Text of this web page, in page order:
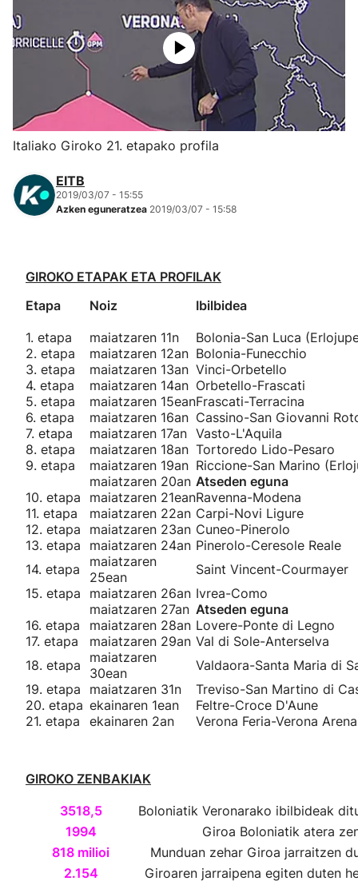
Herri-kirolak
Eskubaloia
Kirolak 360
Mendi-lasterketak
"Helmuga"
Italiako Giroko 21. etapako profila
EITB
2019/03/07 - 15:55
Azken eguneratzea 2019/03/07 - 15:58
GIROKO ETAPAK ETA PROFILAK
Etapa
Noiz
Ibilbidea
1. etapa
maiatzaren 11n
Bolonia-San Luca
2. etapa
maiatzaren 12an Bolonia-Funecchio
3. etapa
maiatzaren 13an Vinci-Orbetello
4. etapa
maiatzaren 14an Orbetello-Frascati
5. etapa
maiatzaren 15eanFrascati-Terracina
6. etapa
maiatzaren 16an Cassino-San Giovanni
7. etapa
maiatzaren 17an Vasto-L'Aquila
8. etapa
maiatzaren 18an Tortoredo Lido-Pesaro
9. etapa
maiatzaren 19an Riccione-San Marino
maiatzaren 20an Atseden eguna
10. etapa
maiatzaren 21eanRavenna-Modena
11. etapa
maiatzaren 22an Carpi-Novi Ligure
12. etapa
maiatzaren 23an Cuneo-Pinerolo
13. etapa
maiatzaren 24an Pinerolo-Ceresole Reale
14. etapa
maiatzaren
25ean
Saint Vincent-Courmayer
15. etapa
maiatzaren 26an Ivrea-Como
maiatzaren 27an Atseden eguna
16. etapa
maiatzaren 28an Lovere-Ponte di Legno
17. etapa
maiatzaren 29an Val di Sole-Anterselva
18. etapa
maiatzaren
30ean
Valdaora-Santa Maria di
19. etapa
maiatzaren 31n
Treviso-San Martino di
20. etapa ekainaren 1ean
Feltre-Croce D'Aune
21. etapa
ekainaren 2an Verona Feria-Verona
GIROKO ZENBAKIAK
3518,5
Boloniatik Veronarako ibilbideak
1994
Giroa Boloniatik atera
818 milioi
Munduan zehar Giroa jarraitzen
2.154
Giroaren jarraipena egiten duten